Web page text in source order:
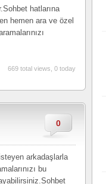
hatlarına
hemen ara ve özel
669 total views, 0 today
0
arkadaşlarla
bu